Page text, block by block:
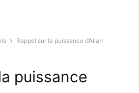
Rappel sur la puissance d’Allah
puissance